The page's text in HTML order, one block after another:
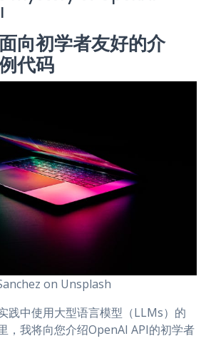
m p e
r
向初学者友好的介
代码
on Unsplash
践中使用大型语言模型（LLMs）的
，我将向您介绍OpenAI API的初学者